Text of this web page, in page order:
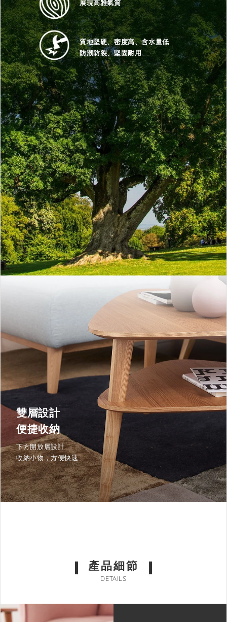
展現高雅氣質
質地堅硬、密度高、含水量低
防潮防裂、堅固耐用
雙層設計
便捷收納
下方開放層設計
收納小物，方便快速
產品細節
DETAILS